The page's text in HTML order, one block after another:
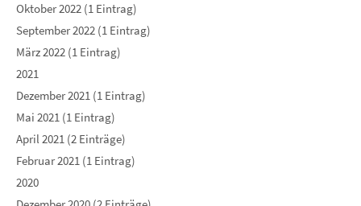
Oktober 2022 (1 Eintrag)
September 2022 (1 Eintrag)
März 2022 (1 Eintrag)
2021
Dezember 2021 (1 Eintrag)
Mai 2021 (1 Eintrag)
April 2021 (2 Einträge)
Februar 2021 (1 Eintrag)
2020